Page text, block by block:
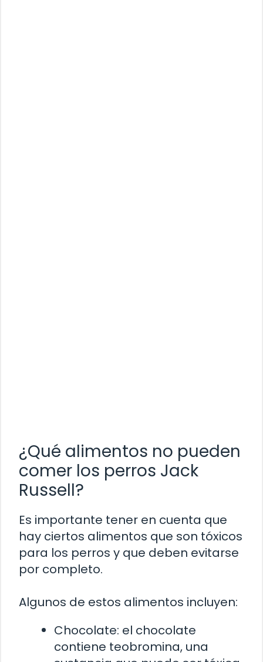
¿Qué alimentos no pueden
comer los perros Jack
Russell?
Es importante tener en cuenta que
hay ciertos alimentos que son tóxicos
para los perros y que deben evitarse
por completo.
Algunos de estos alimentos incluyen:
Chocolate: el chocolate
contiene teobromina, una